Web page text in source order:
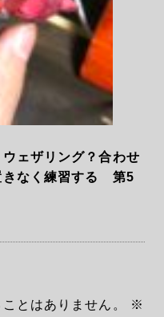
ウェザリング？合わせ
きなく練習する 第5
とはありません。
※